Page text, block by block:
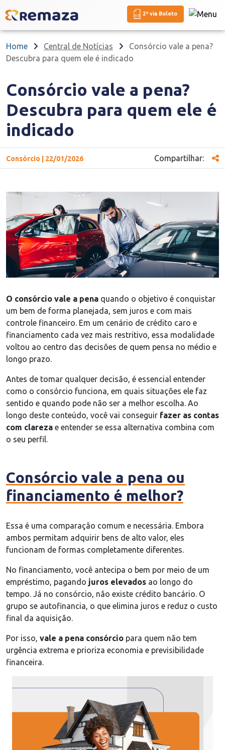
2ª via Boleto
Home Central de Notícias
Consórcio vale a pena?
Descubra para quem ele é indicado
Consórcio vale a pena?
Descubra para quem ele é
indicado
Consórcio | 22/01/2026 Compartilhar:
O consórcio vale a pena quando o objetivo é conquistar
um bem de forma planejada, sem juros e com mais
controle financeiro. Em um cenário de crédito caro e
financiamento cada vez mais restritivo, essa modalidade
voltou ao centro das decisões de quem pensa no médio e
longo prazo.
Antes de tomar qualquer decisão, é essencial entender
como o consórcio funciona, em quais situações ele faz
sentido e quando pode não ser a melhor escolha. Ao
longo deste conteúdo, você vai conseguir fazer as contas
com clareza e entender se essa alternativa combina com
o seu perfil.
Consórcio vale a pena ou
financiamento é melhor?
Essa é uma comparação comum e necessária. Embora
ambos permitam adquirir bens de alto valor, eles
funcionam de formas completamente diferentes.
No financiamento, você antecipa o bem por meio de um
empréstimo, pagando juros elevados ao longo do
tempo. Já no consórcio, não existe crédito bancário. O
grupo se autofinancia, o que elimina juros e reduz o custo
final da aquisição.
Por isso, vale a pena consórcio para quem não tem
urgência extrema e prioriza economia e previsibilidade
financeira.